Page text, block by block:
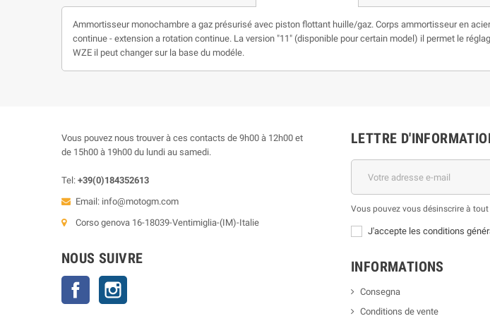
Ammortisseur monochambre a gaz présurisé avec piston flottant huille/gaz. Corps ammortisseur en
continue - extension a rotation continue. La version "11" (disponible pour certain model) il permet le
WZE il peut changer sur la base du modéle.
Vous pouvez nous trouver à ces contacts de 9h00 à 12h00 et
de 15h00 à 19h00 du lundi au samedi.
Tel: +39(0)184352613
Email: info@motogm.com
Corso genova 16-18039-Ventimiglia-(IM)-Italie
NOUS SUIVRE
Facebook
LETTRE
Vous pouvez vous désinscrire à
J'accepte les conditions
INFORMATIONS
Consegna
Conditions de vente